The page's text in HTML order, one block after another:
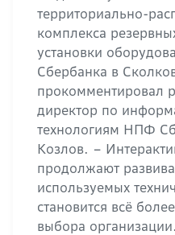
территориально-
комплекса
установки
Сбербанка в
прокомментировал
директор по
технологиям НПФ
Козлов. –
продолжают
используемых
становится всё
выбора